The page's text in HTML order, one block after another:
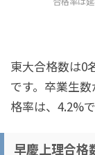
東大合格数は0
です。卒業生
格率は、4.2%で
早慶上理合格